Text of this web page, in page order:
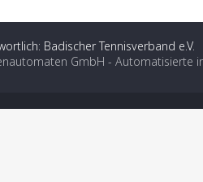
Badischer Tennisverband e.V.
GmbH - Automatisierte